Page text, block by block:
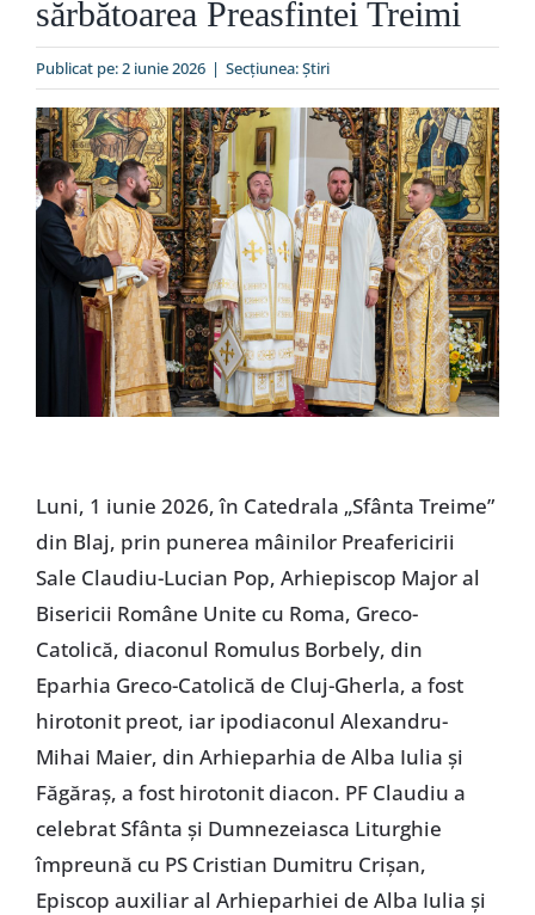
Special
sărbătoarea Preasfintei Treimi
Publicat pe: 2 iunie 2026 | Secțiunea:Ştiri
Luni, 1 iunie 2026, în Catedrala „Sfânta Treime”
din Blaj, prin punerea mâinilor Preafericirii
Sale Claudiu-Lucian Pop, Arhiepiscop Major al
Bisericii Române Unite cu Roma, Greco-
Catolică, diaconul Romulus Borbely, din
Eparhia Greco-Catolică de Cluj-Gherla, a fost
hirotonit preot, iar ipodiaconul Alexandru-
Mihai Maier, din Arhieparhia de Alba Iulia și
Făgăraș, a fost hirotonit diacon. PF Claudiu a
celebrat Sfânta și Dumnezeiasca Liturghie
împreună cu PS Cristian Dumitru Crișan,
Episcop auxiliar al Arhieparhiei de Alba Iulia și